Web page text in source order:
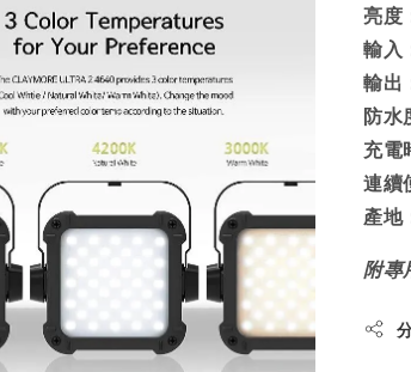
亮度
輸入
輸出
防水
充電
連續
產地
附專